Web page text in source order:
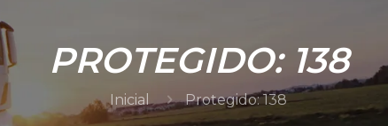
PROTEGIDO: 138
Inicial Protegido: 138